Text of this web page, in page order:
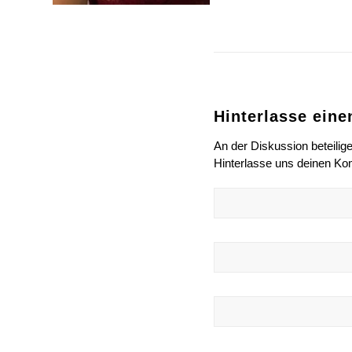
Hinterlasse
An der Diskussion
Hinterlasse uns deinen